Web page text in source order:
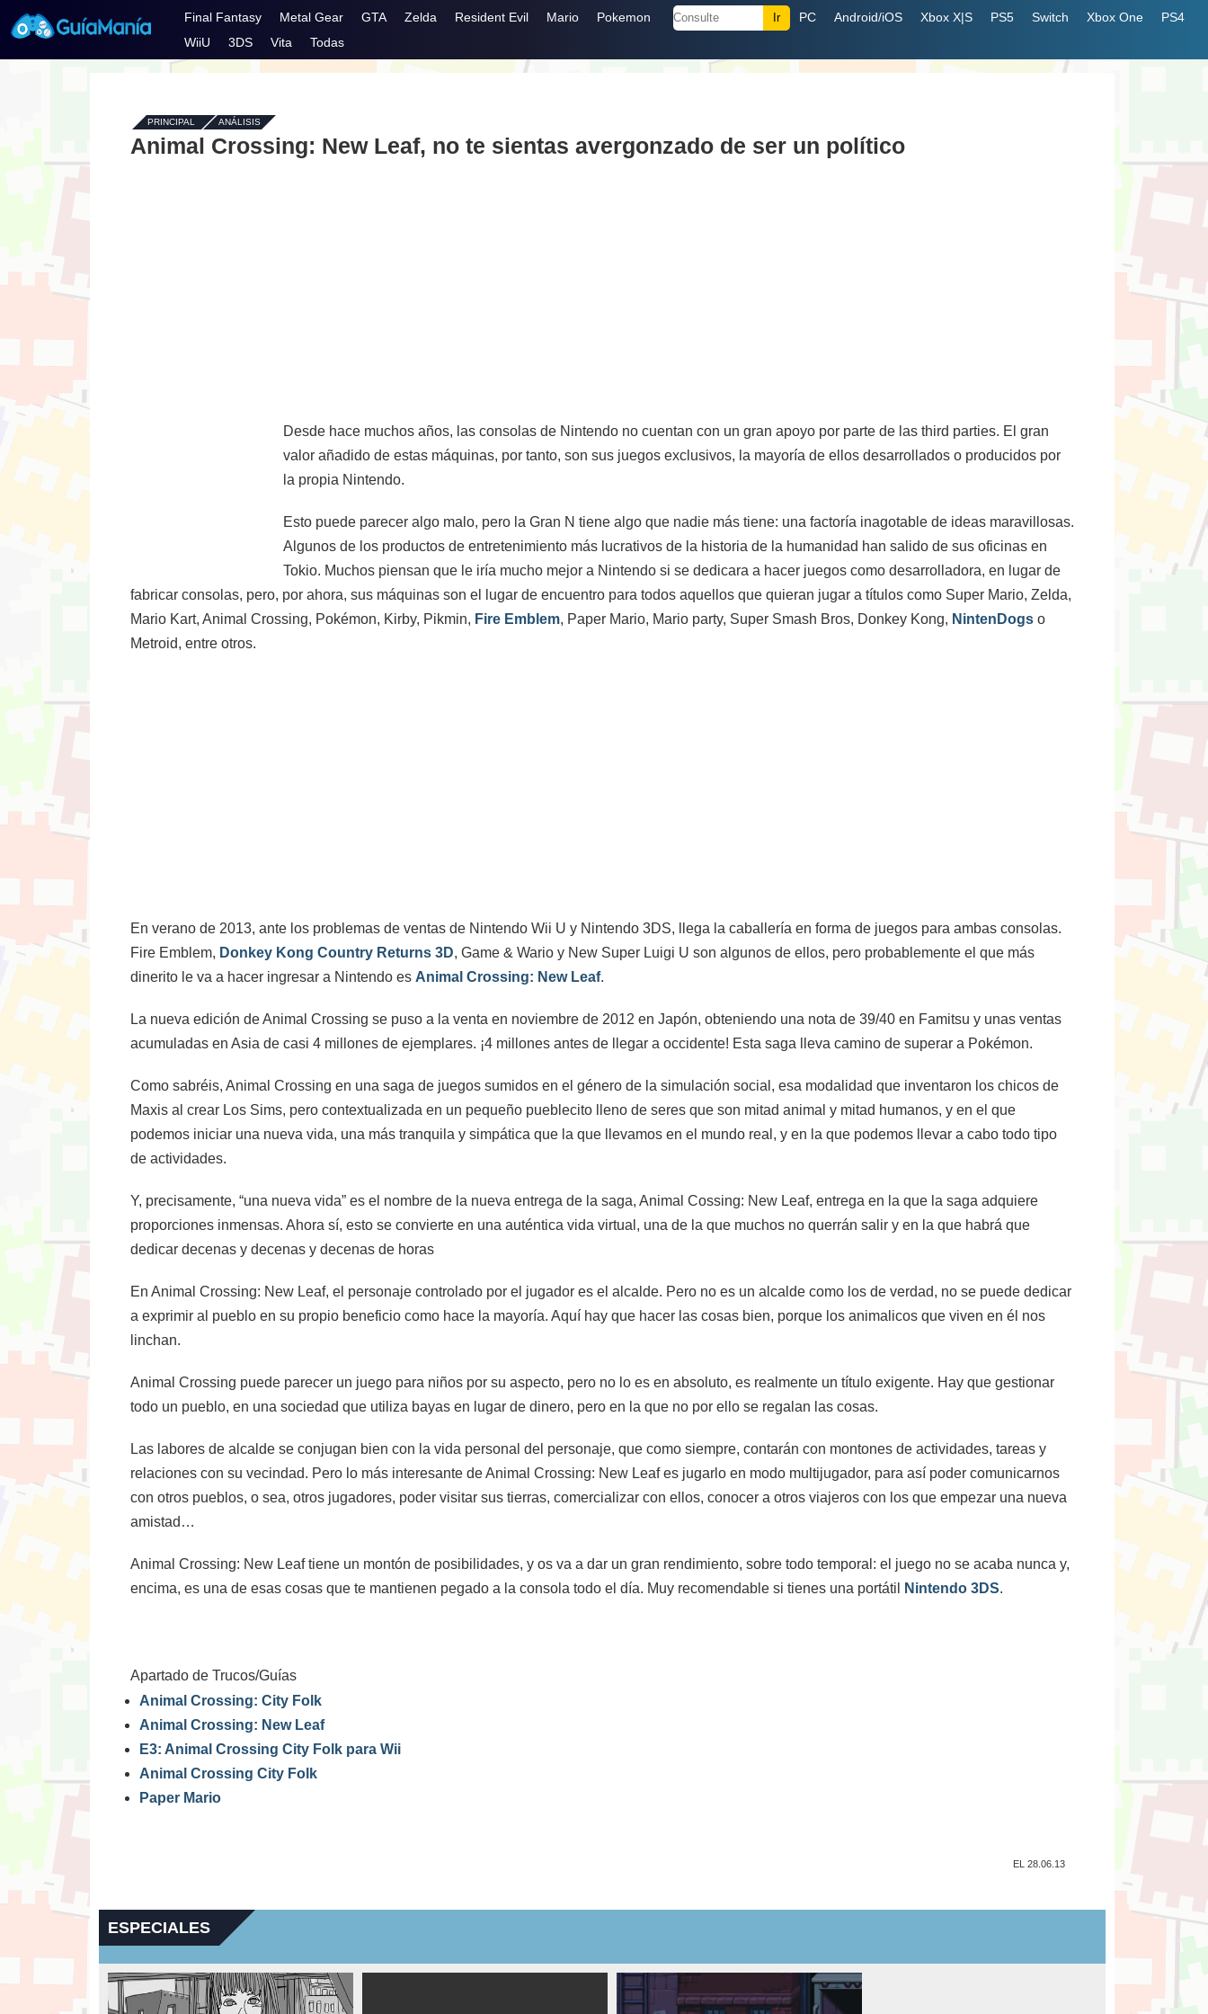
Final Fantasy Metal Gear GTA Zelda Resident Evil Mario Pokemon PC Android/iOS Xbox X|S PS5 Switch Xbox One
PS4
WiiU
3DS Vita Todas
PRINCIPAL - ANÁLISIS
Animal Crossing: New Leaf, no te sientas avergonzado de ser un político
Desde hace muchos años, las consolas de Nintendo no cuentan con un gran apoyo por parte de las third parties. El gran
valor añadido de estas máquinas, por tanto, son sus juegos exclusivos, la mayoría de ellos desarrollados o producidos por
la propia Nintendo.
Esto puede parecer algo malo, pero la Gran N tiene algo que nadie más tiene: una factoría inagotable de ideas maravillosas.
Algunos de los productos de entretenimiento más lucrativos de la historia de la humanidad han salido de sus oficinas en
Tokio. Muchos piensan que le iría mucho mejor a Nintendo si se dedicara a hacer juegos como desarrolladora, en lugar de
fabricar consolas, pero, por ahora, sus máquinas son el lugar de encuentro para todos aquellos que quieran jugar a títulos como Super Mario, Zelda,
Mario Kart, Animal Crossing, Pokémon, Kirby, Pikmin, Fire Emblem, Paper Mario, Mario party, Super Smash Bros, Donkey Kong, NintenDogs o
Metroid, entre otros.
En verano de 2013, ante los problemas de ventas de Nintendo Wii U y Nintendo 3DS, llega la caballería en forma de juegos para ambas consolas.
Fire Emblem, Donkey Kong Country Returns 3D, Game & Wario y New Super Luigi U son algunos de ellos, pero probablemente el que más
dinerito le va a hacer ingresar a Nintendo es Animal Crossing: New Leaf.
La nueva edición de Animal Crossing se puso a la venta en noviembre de 2012 en Japón, obteniendo una nota de 39/40 en Famitsu y unas ventas
acumuladas en Asia de casi 4 millones de ejemplares. ¡4 millones antes de llegar a occidente! Esta saga lleva camino de superar a Pokémon.
Como sabréis, Animal Crossing en una saga de juegos sumidos en el género de la simulación social, esa modalidad que inventaron los chicos de
Maxis al crear Los Sims, pero contextualizada en un pequeño pueblecito lleno de seres que son mitad animal y mitad humanos, y en el que
podemos iniciar una nueva vida, una más tranquila y simpática que la que llevamos en el mundo real, y en la que podemos llevar a cabo todo tipo
de actividades.
Y, precisamente, “una nueva vida” es el nombre de la nueva entrega de la saga, Animal Cossing: New Leaf, entrega en la que la saga adquiere
proporciones inmensas. Ahora sí, esto se convierte en una auténtica vida virtual, una de la que muchos no querrán salir y en la que habrá que
dedicar decenas y decenas y decenas de horas
En Animal Crossing: New Leaf, el personaje controlado por el jugador es el alcalde. Pero no es un alcalde como los de verdad, no se puede dedicar
a exprimir al pueblo en su propio beneficio como hace la mayoría. Aquí hay que hacer las cosas bien, porque los animalicos que viven en él nos
linchan.
Animal Crossing puede parecer un juego para niños por su aspecto, pero no lo es en absoluto, es realmente un título exigente. Hay que gestionar
todo un pueblo, en una sociedad que utiliza bayas en lugar de dinero, pero en la que no por ello se regalan las cosas.
Las labores de alcalde se conjugan bien con la vida personal del personaje, que como siempre, contarán con montones de actividades, tareas y
relaciones con su vecindad. Pero lo más interesante de Animal Crossing: New Leaf es jugarlo en modo multijugador, para así poder comunicarnos
con otros pueblos, o sea, otros jugadores, poder visitar sus tierras, comercializar con ellos, conocer a otros viajeros con los que empezar una nueva
amistad…
Animal Crossing: New Leaf tiene un montón de posibilidades, y os va a dar un gran rendimiento, sobre todo temporal: el juego no se acaba nunca y,
encima, es una de esas cosas que te mantienen pegado a la consola todo el día. Muy recomendable si tienes una portátil
Nintendo 3DS.
Apartado de Trucos/Guías
Animal Crossing: City Folk
Animal Crossing: New Leaf
E3: Animal Crossing City Folk para Wii
Animal Crossing City Folk
Paper Mario
EL 28.06.13
ESPECIALES